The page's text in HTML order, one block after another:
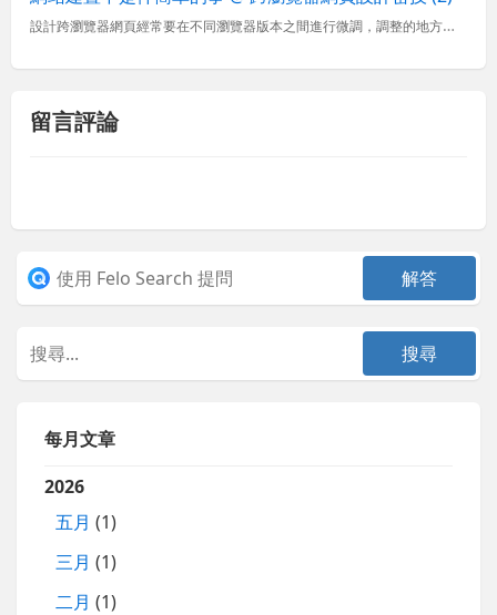
設計跨瀏覽器網頁經常要在不同瀏覽器版本之間進行微調，調整的地方不一定只有 CSS 樣式，我們有時候會為了避開一些瀏覽器在特定版本下的 JavaScript 臭蟲，也會需要針對不同的瀏覽器版本撰寫不同的...
留言評論
每月文章
2026
五月 (1)
三月 (1)
二月 (1)